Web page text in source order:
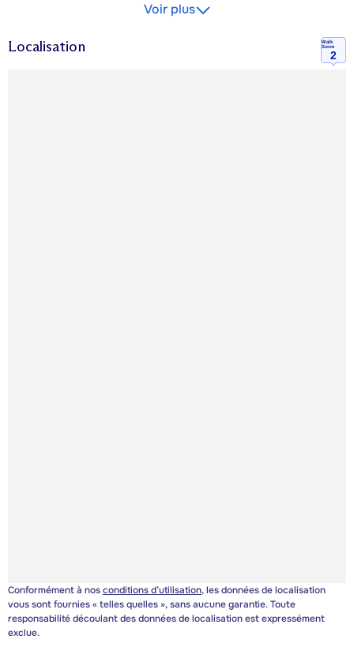
Voir plus
Localisation
Walk
Score
2
Conformément à nosconditions d’utilisation, les données de localisation
vous sont fournies « telles quelles », sans aucune garantie. Toute
responsabilité découlant des données de localisation est expressément
exclue.